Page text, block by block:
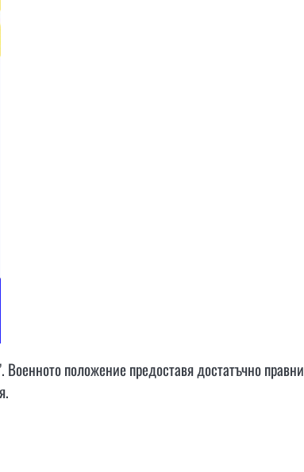
положение предоставя достатъчно правни